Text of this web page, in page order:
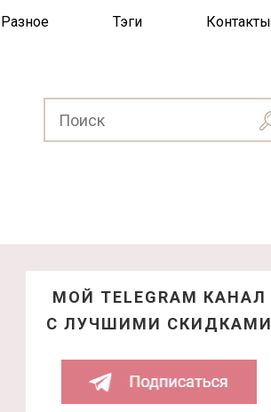
Разное Тэги Контакты
МОЙ TELEGRAM КАНАЛ
С ЛУЧШИМИ СКИДКАМИ